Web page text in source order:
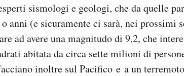
sismologi e geologi, che da quelle
anni (e sicuramente ci sarà, nei prossimi
ad avere una magnitudo di 9,2, che
abitata da circa sette milioni di
inoltre sul Pacifico e a un